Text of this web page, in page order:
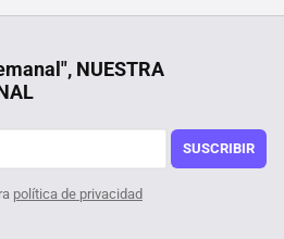
reflexionar sobre videojuegos
Te parecerá que estás jugando a un juego del tipo survival o a uno de ''Supervivientes'' con este mod para los Sims 4
NUESTRA
SUSCRIBIR
política de privacidad